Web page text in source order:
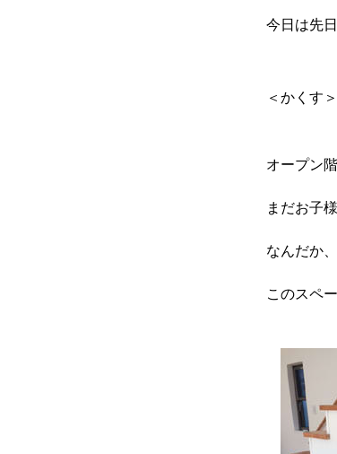
今日は先
＜かくす
オープン
まだお子
なんだか
このスペ